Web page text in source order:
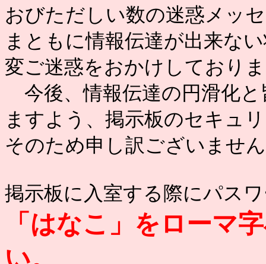
おびただしい数の迷惑メッ
まともに情報伝達が出来な
変ご迷惑をおかけしており
今後、情報伝達の円滑化
ますよう、掲示板のセキュ
そのため申し訳ございませ
掲示板に入室する際にパス
「はなこ」をローマ
い。